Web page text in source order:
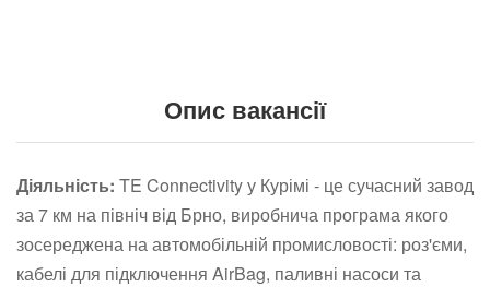
Опис вакансії
Діяльність: TE Connectivity у Курімі - це сучасний завод
за 7 км на північ від Брно, виробнича програма якого
зосереджена на автомобільній промисловості: роз'єми,
кабелі для підключення AirBag, паливні насоси та